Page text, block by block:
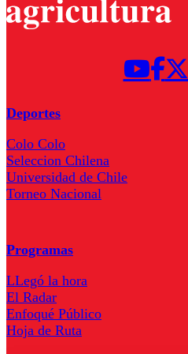
Deportes
Colo Colo
Seleccion Chilena
Universidad de Chile
Torneo Nacional
Programas
LLegó la hora
El Radar
Enfoqué Público
Hoja de Ruta